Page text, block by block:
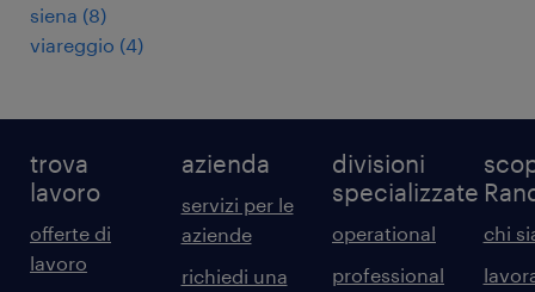
siena (8)
viareggio (4)
trova
lavoro
offerte di
lavoro
azienda
servizi per le
aziende
richiedi una
divisioni
specializzate
operational
professional
chi